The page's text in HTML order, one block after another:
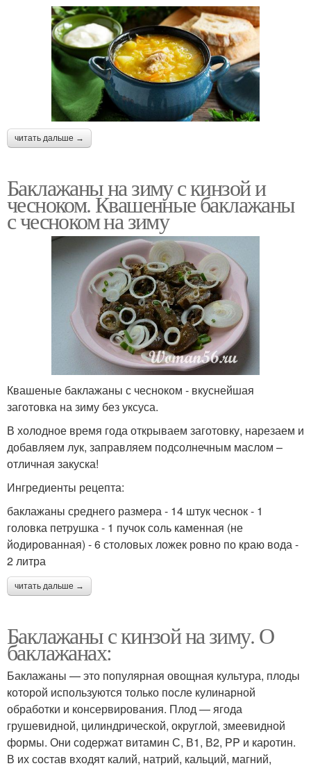
читать дальше →
Баклажаны на зиму с кинзой и
чесноком. Квашенные баклажаны
с чесноком на зиму
Квашеные баклажаны с чесноком - вкуснейшая
заготовка на зиму без уксуса.
В холодное время года открываем заготовку, нарезаем и
добавляем лук, заправляем подсолнечным маслом –
отличная закуска!
Ингредиенты рецепта:
баклажаны среднего размера - 14 штук чеснок - 1
головка петрушка - 1 пучок соль каменная (не
йодированная) - 6 столовых ложек ровно по краю вода -
2 литра
читать дальше →
Баклажаны с кинзой на зиму. О
баклажанах:
Баклажаны — это популярная овощная культура, плоды
которой используются только после кулинарной
обработки и консервирования. Плод — ягода
грушевидной, цилиндрической, округлой, змеевидной
формы. Они содержат витамин С, В1, В2, PP и каротин.
В их состав входят калий, натрий, кальций, магний,